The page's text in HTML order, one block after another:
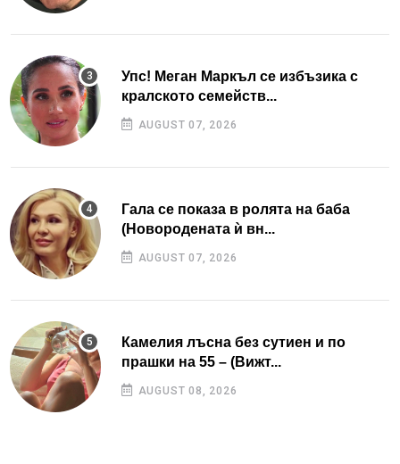
Упс! Меган Маркъл се избъзика с
кралското семейств...
AUGUST 07, 2026
Гала се показа в ролята на баба
(Новородената ѝ вн...
AUGUST 07, 2026
Камелия лъсна без сутиен и по
прашки на 55 – (Вижт...
AUGUST 08, 2026